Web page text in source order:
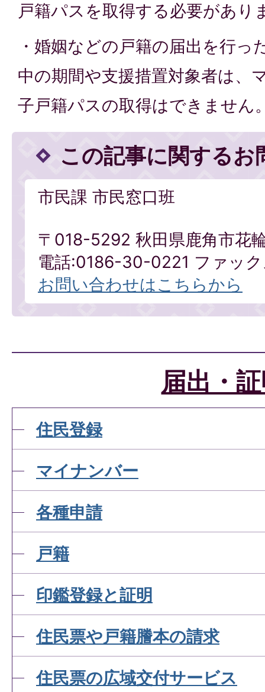
戸籍パスを取得する必要があり
・婚姻などの戸籍の届出を行っ
中の期間や支援措置対象者は、
子戸籍パスの取得はできません
この記事に関するお
市民課 市民窓口班
〒018-5292 秋田県鹿角市花
電話:0186-30-0221 ファッ
お問い合わせはこちらから
届出・
住民登録
マイナンバー
各種申請
戸籍
印鑑登録と証明
住民票や戸籍謄本の請求
住民票の広域交付サービス